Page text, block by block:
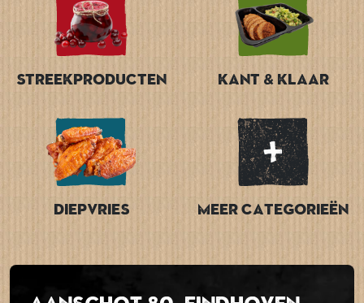
Streekproducten Kant & Klaar
Diepvries Meer categorieën